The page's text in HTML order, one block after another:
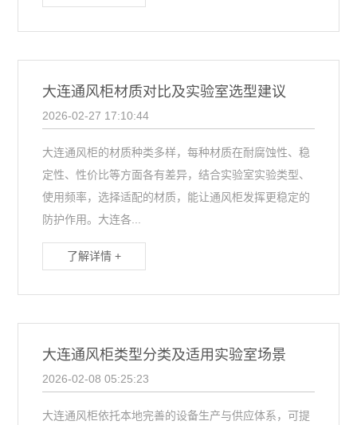
大连通风柜材质对比及实验室选型建议
2026-02-27 17:10:44
大连通风柜的材质种类多样，每种材质在耐腐蚀性、稳
定性、性价比等方面各有差异，结合实验室实验类型、
使用频率，选择适配的材质，能让通风柜发挥更稳定的
防护作用。大连各...
了解详情 +
大连通风柜类型分类及适用实验室场景
2026-02-08 05:25:23
大连通风柜依托本地完善的设备生产与供应体系，可提